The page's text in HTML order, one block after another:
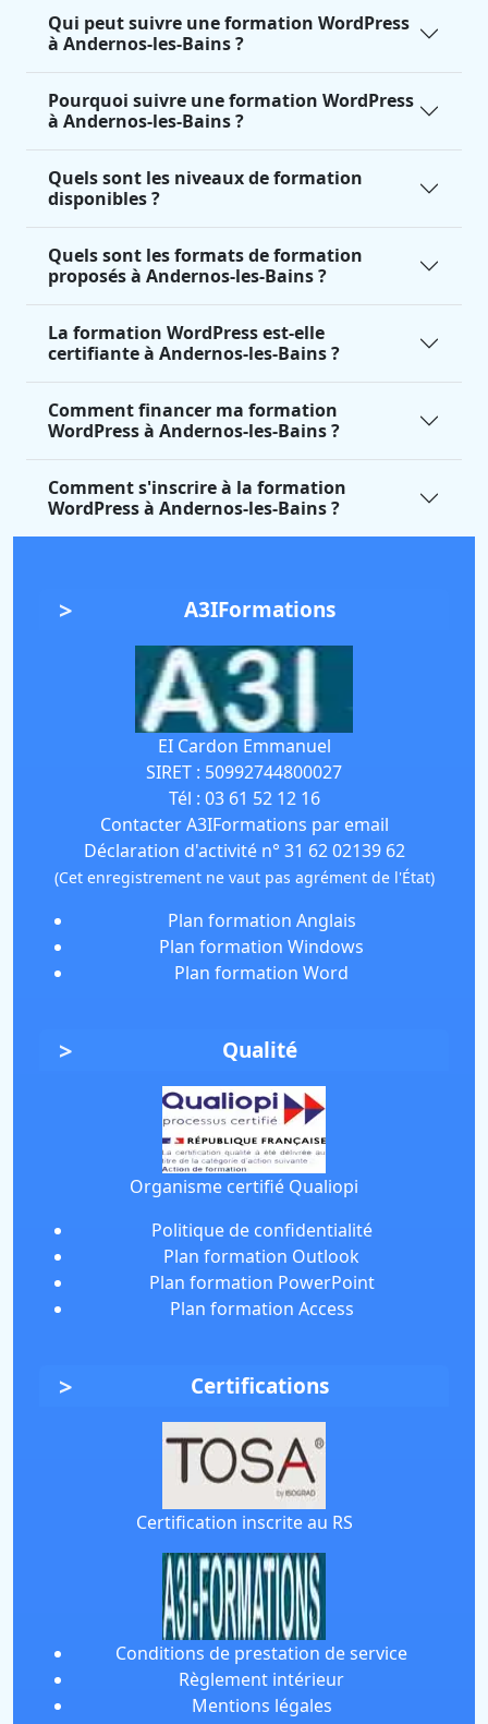
Qui peut suivre une formation WordPress
à Andernos-les-Bains ?
Pourquoi suivre une formation WordPress
à Andernos-les-Bains ?
Quels sont les niveaux de formation
disponibles ?
Quels sont les formats de formation
proposés à Andernos-les-Bains ?
La formation WordPress est-elle
certifiante à Andernos-les-Bains ?
Comment financer ma formation
WordPress à Andernos-les-Bains ?
Comment s'inscrire à la formation
WordPress à Andernos-les-Bains ?
A3IFormations
EI Cardon Emmanuel
SIRET : 50992744800027
Tél : 03 61 52 12 16
Contacter A3IFormations par email
Déclaration d'activité n° 31 62 02139 62
(Cet enregistrement ne vaut pas agrément de l'État)
Plan formation Anglais
Plan formation Windows
Plan formation Word
Qualité
Organisme certifié Qualiopi
Politique de confidentialité
Plan formation Outlook
Plan formation PowerPoint
Plan formation Access
Certifications
Certification inscrite au RS
Conditions de prestation de service
Règlement intérieur
Mentions légales